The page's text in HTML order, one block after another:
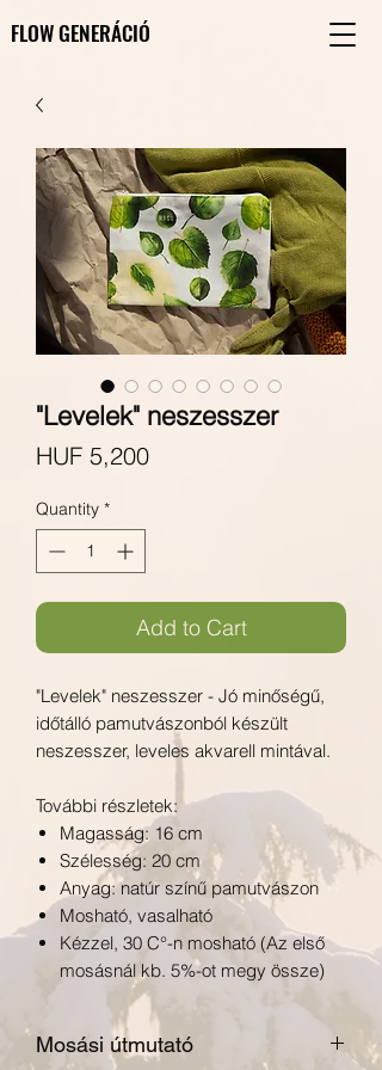
FLOW GENERÁCIÓ
FLOW GENERÁCIÓ
"Levelek" neszesszer
HUF 5,200Price
Quantity *
Add to Cart
"Levelek" neszesszer - Jó minőségű,
időtálló pamutvászonból készült
neszesszer, leveles akvarell mintával.
További részletek:
Magasság: 16 cm
Szélesség: 20 cm
Anyag: natúr színű pamutvászon
Mosható, vasalható
Kézzel, 30 C°-n mosható (Az első
mosásnál kb. 5%-ot megy össze)
Mosási útmutató